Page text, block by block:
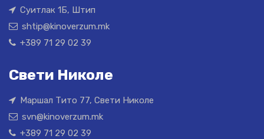
Суитлак 1Б, Штип
shtip@kinoverzum.mk
+389 71 29 02 39
Свети Николе
Маршал Тито 77, Свети Николе
svn@kinoverzum.mk
+389 71 29 02 39